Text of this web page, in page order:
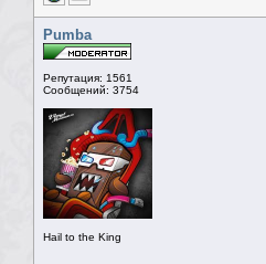
Pumba
Репутация: 1561
Сообщений: 3754
Hail to the King